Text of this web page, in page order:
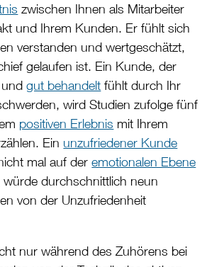
zwischen Ihnen als Mitarbeiter
und Ihrem Kunden. Er fühlt sich
verstanden und wertgeschätzt,
gelaufen ist. Ein Kunde, der
undgut behandelt fühlt durch Ihr
wird Studien zufolge fünf
positiven Erlebnis mit Ihrem
Ein unzufriedener Kunde
mal auf deremotionalen Ebene
durchschnittlich neun
von der Unzufriedenheit
nur während des Zuhörens bei